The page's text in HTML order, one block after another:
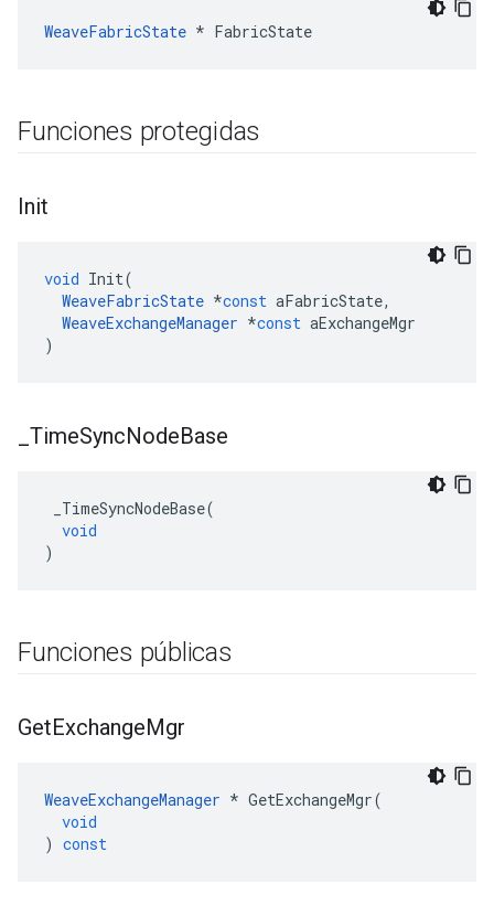
WeaveFabricState * FabricState
Funciones protegidas
Init
void Init(
WeaveFabricState *const aFabricState,
WeaveExchangeManager *const aExchangeMgr
)
TimeSyncNodeBase
_TimeSyncNodeBase(
void
)
Funciones públicas
GetExchangeMgr
WeaveExchangeManager * GetExchangeMgr(
void
) const